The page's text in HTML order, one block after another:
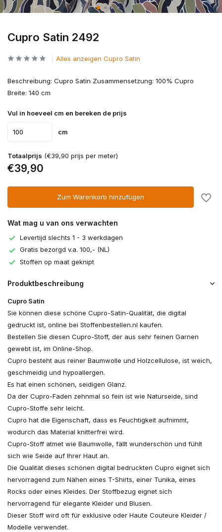
Cupro Satin 2492
Alles anzeigen Cupro Satin
Beschreibung: Cupro Satin Zusammensetzung: 100% Cupro
Breite: 140 cm
Vul in hoeveel cm en bereken de prijs
cm
Totaalprijs (€39,90 prijs per meter)
€39,90
Zum Warenkorb hinzufügen
Wat mag u van ons verwachten
Levertijd slechts 1 - 3 werkdagen
Gratis bezorgd v.a. 100,- (NL)
Stoffen op maat geknipt
Produktbeschreibung
Cupro Satin
Sie können diese schöne Cupro-Satin-Qualität, die digital
gedruckt ist, online bei Stoffenbestellen.nl kaufen.
Bestellen Sie diesen Cupro-Stoff, der aus sehr feinen Garnen
gewebt ist, im Online-Shop.
Cupro besteht aus reiner Baumwolle und Holzcellulose, ist weich,
geschmeidig und hypoallergen.
Es hat einen schönen, seidigen Glanz.
Da der Cupro-Faden zehnmal so fein ist wie Naturseide, sind
Cupro-Stoffe sehr leicht.
Cupro hat die Eigenschaft, dass es Feuchtigkeit aufnimmt,
wodurch das Material knitterfrei wird.
Cupro-Stoff atmet wie Baumwolle, fällt wunderschön und fühlt
sich wie Seide auf Ihrer Haut an.
Die Qualität dieses schönen digital bedruckten Cupro eignet sich
hervorragend zum Nähen eines T-Shirts, einer Tunika, eines
Rocks oder eines Kleides. Der Stoffbezug eignet sich
hervorragend für elegante Kleider und Blusen.
Dieser Stoff wird oft für exklusive oder Haute Couteure Kleider /
Modelle verwendet.